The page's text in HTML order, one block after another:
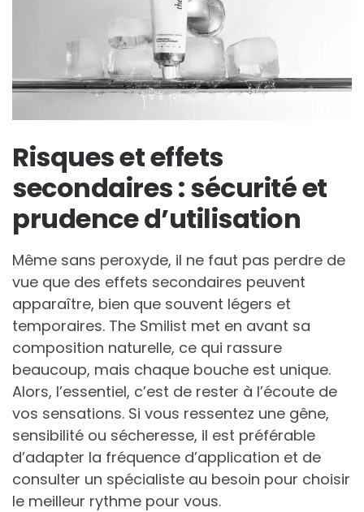
Risques et effets
secondaires : sécurité et
prudence d’utilisation
Même sans peroxyde, il ne faut pas perdre de
vue que des effets secondaires peuvent
apparaître, bien que souvent légers et
temporaires. The Smilist met en avant sa
composition naturelle, ce qui rassure
beaucoup, mais chaque bouche est unique.
Alors, l’essentiel, c’est de rester à l’écoute de
vos sensations. Si vous ressentez une gêne,
sensibilité ou sécheresse, il est préférable
d’adapter la fréquence d’application et de
consulter un spécialiste au besoin pour choisir
le meilleur rythme pour vous.